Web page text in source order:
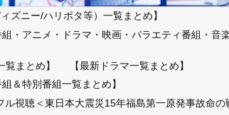
ズニー/ハリポタ等）一覧まとめ】
・アニメ・ドラマ・映画・バラエティ番組・
覧まとめ】
【最新ドラマ一覧まとめ】
＆特別番組一覧まとめ】
視聴＜東日本大震災15年福島第一原発事故命の